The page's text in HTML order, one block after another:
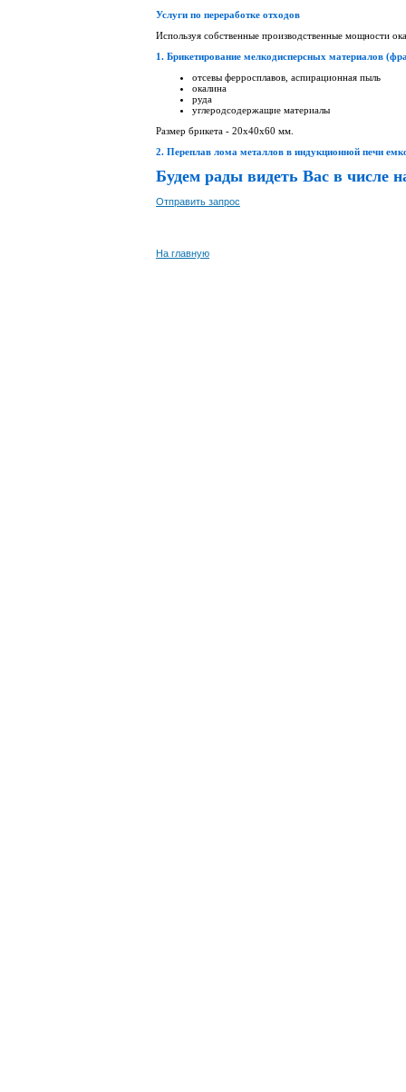
Услуги по переработке отходов
Используя собственные производственные мощности
1. Брикетирование мелкодисперсных материалов
отсевы ферросплавов, аспирационная пыль
окалина
руда
углеродсодержащие материалы
Размер брикета - 20х40х60 мм.
2. Переплав лома металлов в индукционной печи
Будем рады видеть Вас в числе
Отправить запрос
На главную